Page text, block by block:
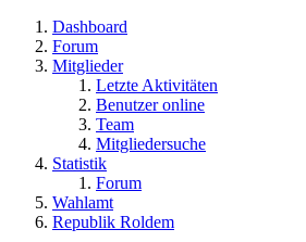
Dashboard
Forum
Mitglieder
Letzte Aktivitäten
Benutzer online
Team
Mitgliedersuche
Statistik
Forum
Wahlamt
Republik Roldem